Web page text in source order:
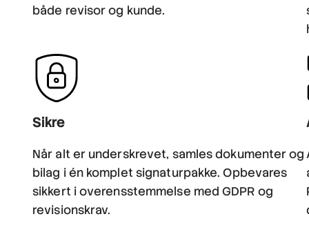
både revisor og kunde.
Sikre
Når alt er underskrevet, samles dokumenter og
bilag i én komplet signaturpakke. Opbevares
sikkert i overensstemmelse med GDPR og
revisionskrav.